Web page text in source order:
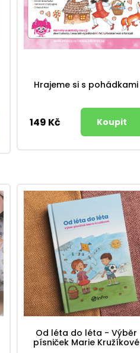
Hrajeme si s pohádkami
149 Kč
Od léta do léta - Výběr
písniček Marie Kružíkové